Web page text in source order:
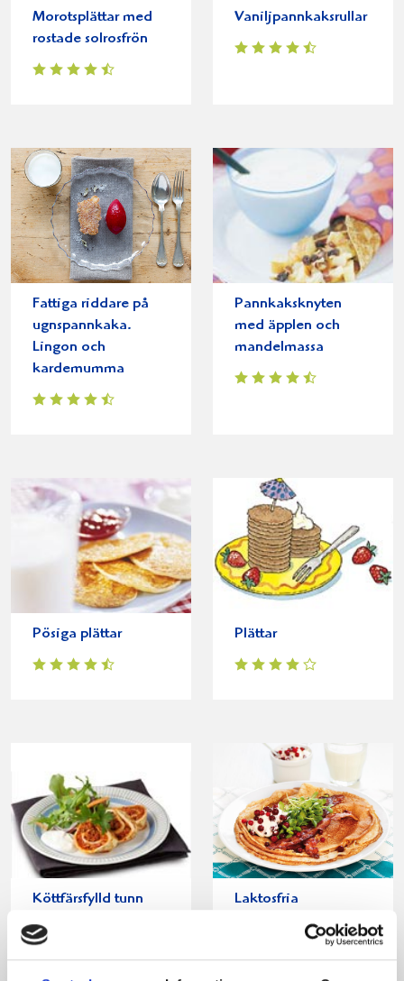
Morotsplättar med
rostade solrosfrön
Vaniljpannkaksrullar
Fattiga riddare på
ugnspannkaka.
Lingon och
kardemumma
Pannkaksknyten
med äpplen och
mandelmassa
Pösiga plättar Plättar
Köttfärsfylld tunn
ugnspannkaka
Laktosfria